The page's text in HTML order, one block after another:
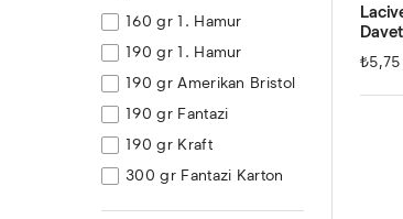
₺5,75
160 gr 1. Hamur
190 gr 1. Hamur
190 gr Amerikan Bristol
190 gr Fantazi
190 gr Kraft
300 gr Fantazi Karton